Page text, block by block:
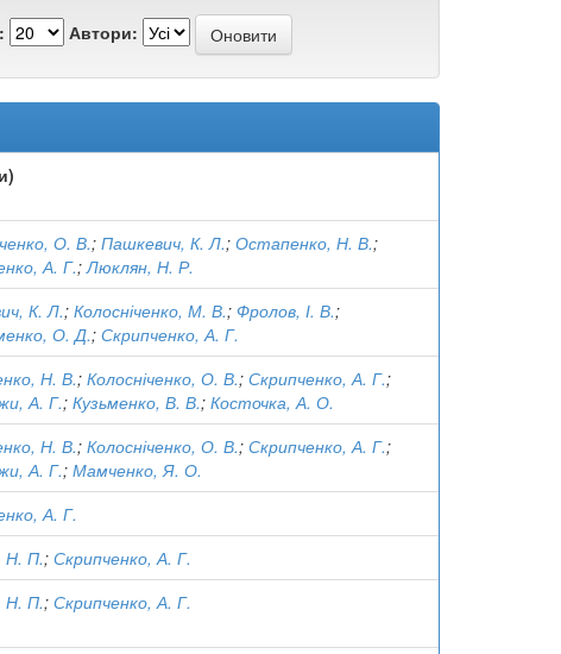
Автори:
О. В.; Пашкевич, К. Л.; Остапенко, Н. В.;
А. Г.;Люклян, Н. Р.
К. Л.; Колосніченко, М. В.; Фролов, І. В.;
О. Д.; Скрипченко, А. Г.
Н. В.; Колосніченко, О. В.; Скрипченко, А. Г.;
А. Г.; Кузьменко, В. В.; Косточка, А. О.
Н. В.; Колосніченко, О. В.; Скрипченко, А. Г.;
А. Г.; Мамченко, Я. О.
А. Г.
Н. П.; Скрипченко, А. Г.
Н. П.; Скрипченко, А. Г.